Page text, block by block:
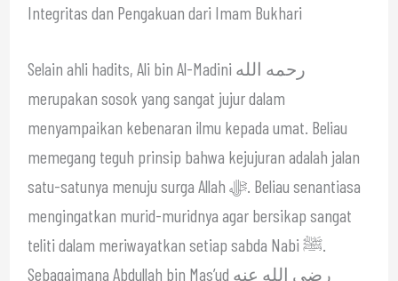
Integritas dan Pengakuan dari Imam Bukhari
Selain ahli hadits, Ali bin Al-Madini رحمه الله
merupakan sosok yang sangat jujur dalam
menyampaikan kebenaran ilmu kepada umat. Beliau
memegang teguh prinsip bahwa kejujuran adalah jalan
satu-satunya menuju surga Allah ﷻ. Beliau senantiasa
mengingatkan murid-muridnya agar bersikap sangat
teliti dalam meriwayatkan setiap sabda Nabi ﷺ.
Sebagaimana Abdullah bin Mas’ud رضي الله عنه